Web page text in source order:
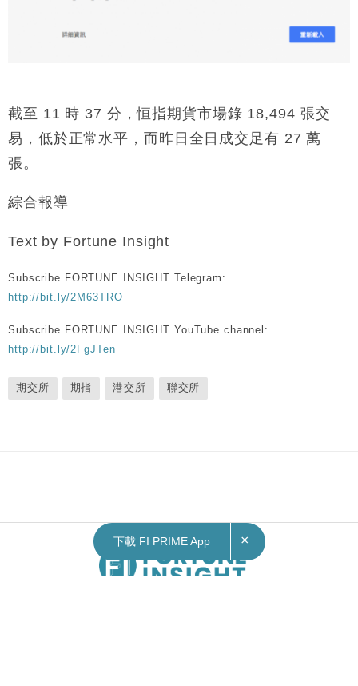
截至 11 時 37 分，恒指期貨市場錄 18,494 張交
易，低於正常水平，而昨日全日成交足有 27 萬
張。
綜合報導
Text by Fortune Insight
Subscribe FORTUNE INSIGHT Telegram:
http://bit.ly/2M63TRO
Subscribe FORTUNE INSIGHT YouTube channel:
http://bit.ly/2FgJTen
期交所 期指 港交所 聯交所
下載 FI PRIME App ×